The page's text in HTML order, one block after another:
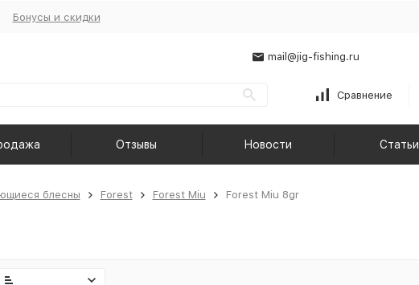
Бонусы и скидки
mail@jig-fishing.ru
Сравнение
Отзывы Новости Статьи
блесны Forest Forest Miu Forest Miu 8gr